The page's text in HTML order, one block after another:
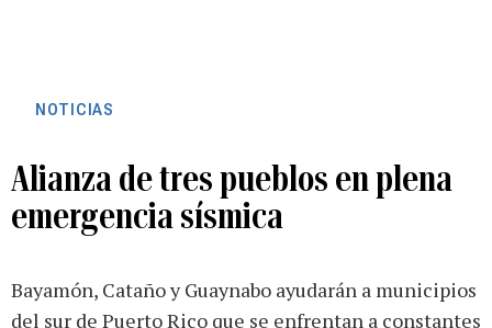
NOTICIAS
Alianza de tres pueblos en plena
emergencia sísmica
Bayamón, Cataño y Guaynabo ayudarán a municipios
del sur de Puerto Rico que se enfrentan a constantes